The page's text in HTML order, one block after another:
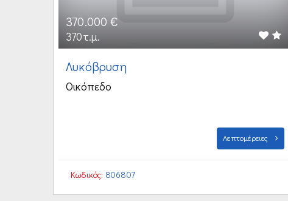
370.000 €
370τ.μ.
Λυκόβρυση
Οικόπεδο
Λεπτομέρειες
Κωδικός: 806807